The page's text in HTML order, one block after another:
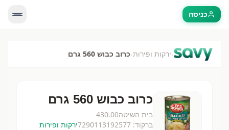
כניסה
›ירקות ופירות›כרוב כבוש 560 גרם
כרוב כבוש 560 גרם
בית השיטה430.00
ברקוד: 7290113192577ירקות ופירות